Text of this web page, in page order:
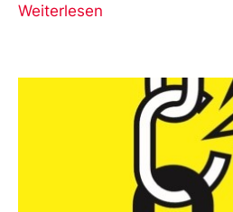
Weiterlesen